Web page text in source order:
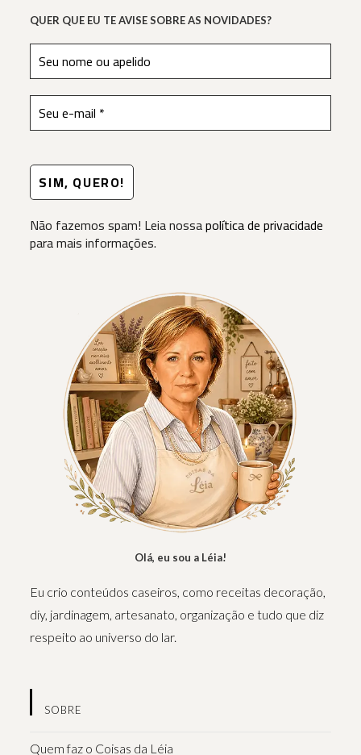
QUER QUE EU TE AVISE SOBRE AS NOVIDADES?
Não fazemos spam! Leia nossapolítica de privacidade
para mais informações.
Olá, eu sou a Léia!
Eu crio conteúdos caseiros, como receitas decoração,
diy, jardinagem, artesanato, organização e tudo que diz
respeito ao universo do lar.
SOBRE
Quem faz o Coisas da Léia